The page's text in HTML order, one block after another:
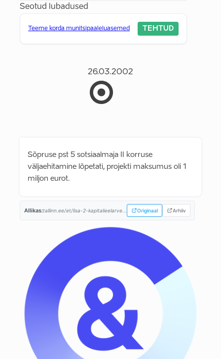
Seotud lubadused
Teeme korda munitsipaaleluasemed TEHTUD
26.03.2002
Sõpruse pst 5 sotsiaalmaja II korruse
väljaehitamine lõpetati, projekti maksumus oli 1
miljon eurot.
Allikas:tallinn.ee/et/lisa-2-kapitalieelarve... Originaal Arhiiv